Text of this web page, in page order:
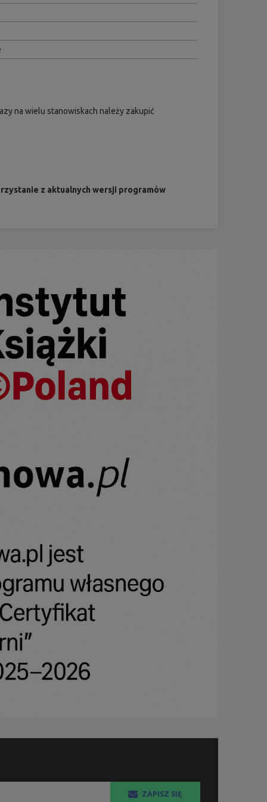
na wielu stanowiskach należy zakupić
z aktualnych wersji programów
ZAPISZ SIĘ